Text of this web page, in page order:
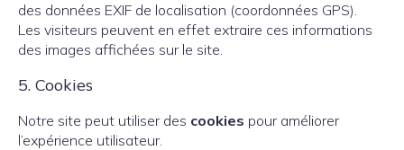
des données EXIF de localisation (coordonnées GPS).
Les visiteurs peuvent en effet extraire ces informations
des images affichées sur le site.
5. Cookies
Notre site peut utiliser des cookies pour améliorer
l’expérience utilisateur.